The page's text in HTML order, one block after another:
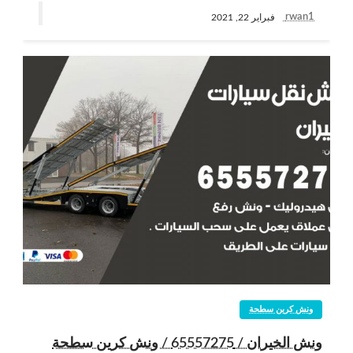
rwan1 فبراير 22, 2021
ونش كرين سطحة
ونش الخيران / 65557275 / ونش كرين سطحة